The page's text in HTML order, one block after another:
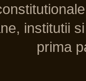
institutii
prima